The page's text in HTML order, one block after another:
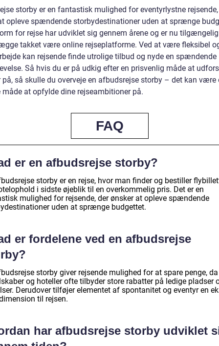
storby er en fantastisk mulighed for eventyrlystne
opleve spændende storbydestinationer uden at sprænge
for rejse har udviklet sig gennem årene og er nu
takket være online rejseplatforme. Ved at være fleksibel
kan rejsende finde utrolige tilbud og nyde en spændende
Så hvis du er på udkig efter en prisvenlig måde at
på, så skulle du overveje en afbudsrejse storby – det kan være
måde at opfylde dine rejseambitioner på.
FAQ
er en afbudsrejse storby?
storby er en rejse, hvor man finder og bestiller
i sidste øjeblik til en overkommelig pris. Det er en
mulighed for rejsende, der ønsker at opleve spændende
uden at sprænge budgettet.
er fordelene ved en afbudsrejse
storby giver rejsende mulighed for at spare penge, da
og hoteller ofte tilbyder store rabatter på ledige pladser
Derudover tilføjer elementet af spontanitet og eventyr en
til rejsen.
har afbudsrejse storby udviklet